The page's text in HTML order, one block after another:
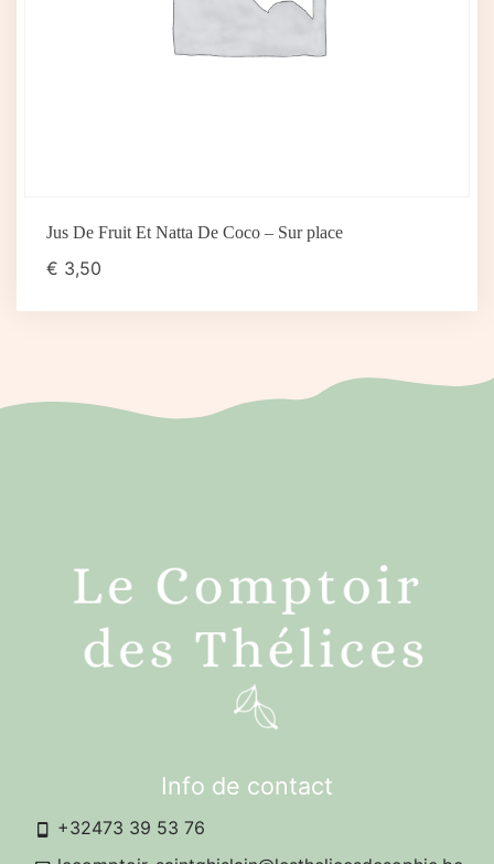
Jus De Fruit Et Natta De Coco – Sur place
€ 3,50
Info de contact
+32473 39 53 76